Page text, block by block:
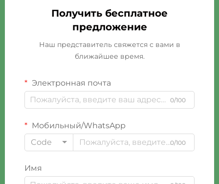
Получить бесплатное
предложение
Наш представитель свяжется с вами в
ближайшее время.
Электронная почта
0/100
Мобильный/WhatsApp
Code
0/100
Имя